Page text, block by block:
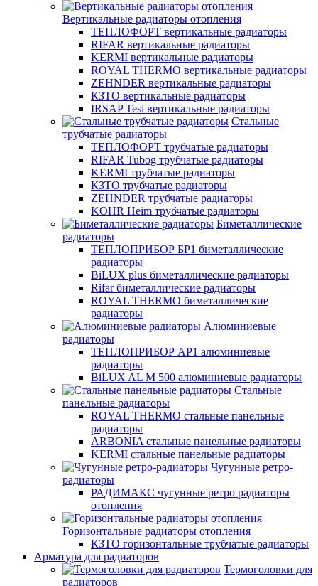
Вертикальные радиаторы отопления
ТЕПЛОФОРТ вертикальные радиаторы
RIFAR вертикальные радиаторы
KERMI вертикальные радиаторы
ROYAL THERMO вертикальные радиаторы
ZEHNDER вертикальные радиаторы
КЗТО вертикальные радиаторы
IRSAP Tesi вертикальные радиаторы
Стальные
трубчатые радиаторы
ТЕПЛОФОРТ трубчатые радиаторы
RIFAR Tubog трубчатые радиаторы
KERMI трубчатые радиаторы
КЗТО трубчатые радиаторы
ZEHNDER трубчатые радиаторы
KOHR Heim трубчатые радиаторы
Биметаллические
радиаторы
ТЕПЛОПРИБОР БР1 биметаллические
радиаторы
BiLUX plus биметаллические радиаторы
Rifar биметаллические радиаторы
ROYAL THERMO биметаллические
радиаторы
Алюминиевые
радиаторы
ТЕПЛОПРИБОР АР1 алюминиевые
радиаторы
BiLUX AL M 500 алюминиевые радиаторы
Стальные
панельные радиаторы
ROYAL THERMO стальные панельные
радиаторы
ARBONIA стальные панельные радиаторы
KERMI стальные панельные радиаторы
Чугунные ретро-
радиаторы
РАДИМАКС чугунные ретро радиаторы
отопления
Горизонтальные радиаторы отопления
КЗТО горизонтальные трубчатые радиаторы
Арматура для радиаторов
Термоголовки для
радиаторов